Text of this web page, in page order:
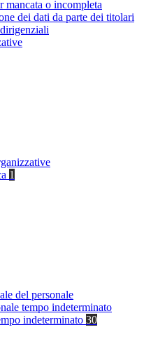
mancata o incompleta
dei dati da parte dei titolari
1
del personale
tempo indeterminato
indeterminato 30